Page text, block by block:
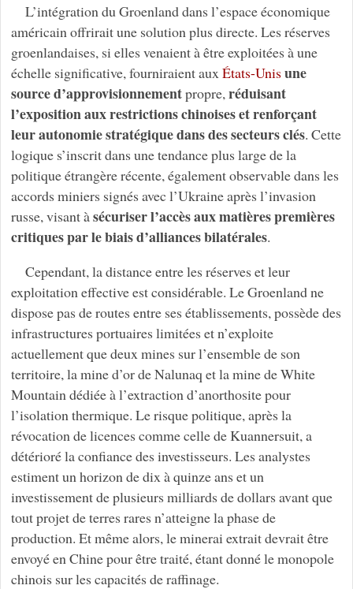
L’intégration du Groenland dans l’espace économique
américain offrirait une solution plus directe. Les réserves
groenlandaises, si elles venaient à être exploitées à une
échelle significative, fourniraient aux États-Unisune
source d’approvisionnementpropre, réduisant
l’exposition aux restrictions chinoises et renforçant
leur autonomie stratégique dans des secteurs clés. Cette
logique s’inscrit dans une tendance plus large de la
politique étrangère récente, également observable dans les
accords miniers signés avec l’Ukraine après l’invasion
russe, visant àsécuriser l’accès aux matières premières
critiques par le biais d’alliances bilatérales.
Cependant, la distance entre les réserves et leur
exploitation effective est considérable. Le Groenland ne
dispose pas de routes entre ses établissements, possède des
infrastructures portuaires limitées et n’exploite
actuellement que deux mines sur l’ensemble de son
territoire, la mine d’or de Nalunaq et la mine de White
Mountain dédiée à l’extraction d’anorthosite pour
l’isolation thermique. Le risque politique, après la
révocation de licences comme celle de Kuannersuit, a
détérioré la confiance des investisseurs. Les analystes
estiment un horizon de dix à quinze ans et un
investissement de plusieurs milliards de dollars avant que
tout projet de terres rares n’atteigne la phase de
production. Et même alors, le minerai extrait devrait être
envoyé en Chine pour être traité, étant donné le monopole
chinois sur les capacités de raffinage.